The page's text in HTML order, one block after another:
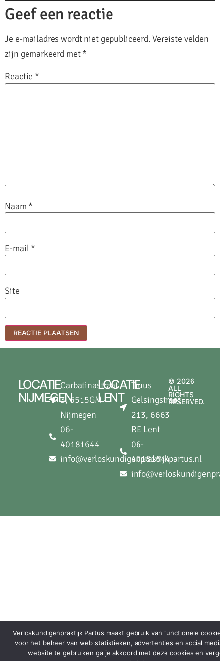
Geef een reactie
Je e-mailadres wordt niet gepubliceerd.Vereiste velden
zijn gemarkeerd met *
Reactie *
Naam *
E-mail *
Site
LOCATIE
NIJMEGEN
Carbatinastraat
3, 6515GM -
Nijmegen
06-
40181644
info@verloskundigenpraktijkpartus.nl
LOCATIE
LENT
Truus
Gelsingstraat
213, 6663
RE Lent
06-
40181644
© 2026
ALL
RIGHTS
RESERVED.
Verloskundigenpraktijk Partus maakt gebruik van functionele
voor het beheer van web statistieken, advertenties en social
website te gebruiken ga je akkoord met deze cookies en